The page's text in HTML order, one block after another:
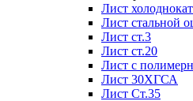
Лист
Лист стальной
Лист ст.3
Лист ст.20
Лист с
Лист 30ХГСА
Лист Ст.35